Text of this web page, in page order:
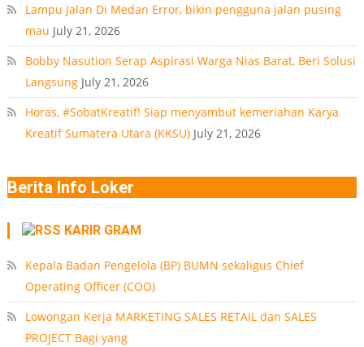
Lampu Jalan Di Medan Error, bikin pengguna jalan pusing
mau July 21, 2026
Bobby Nasution Serap Aspirasi Warga Nias Barat, Beri Solusi
Langsung July 21, 2026
Horas, #SobatKreatif! Siap menyambut kemeriahan Karya
Kreatif Sumatera Utara (KKSU) July 21, 2026
Berita Info Loker
KARIR GRAM
Kepala Badan Pengelola (BP) BUMN sekaligus Chief
Operating Officer (COO)
Lowongan Kerja MARKETING SALES RETAIL dan SALES
PROJECT Bagi yang